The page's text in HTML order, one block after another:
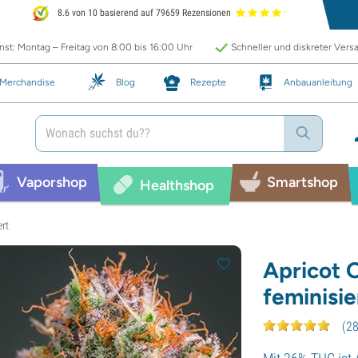
8.6 von 10 basierend auf 79659 Rezensionen
Montag – Freitag von 8:00 bis 16:00 Uhr Schneller und diskreter
Merchandise Blog Rezepte Anbauanleitung
Vaporshop Healthshop Smartshop
Apricot
(